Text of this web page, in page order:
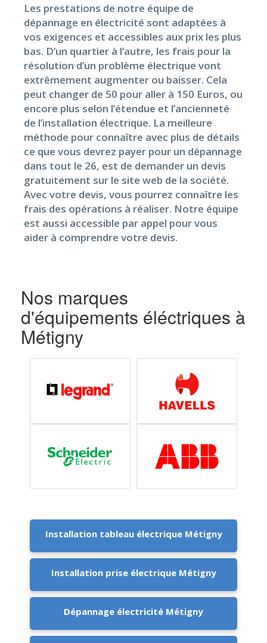
Les prestations de notre équipe de
dépannage en électricité sont adaptées à
vos exigences et accessibles aux prix les plus
bas. D’un quartier à l’autre, les frais pour la
résolution d’un problème électrique vont
extrêmement augmenter ou baisser. Cela
peut changer de 50 pour aller à 150 Euros, ou
encore plus selon l’étendue et l’ancienneté
de l’installation électrique. La meilleure
méthode pour connaître avec plus de détails
ce que vous devrez payer pour un dépannage
dans tout le 26, est de demander un devis
gratuitement sur le site web de la société.
Avec votre devis, vous pourrez connaître les
frais des opérations à réaliser. Notre équipe
est aussi accessible par appel pour vous
aider à comprendre votre devis.
Nos marques
d'équipements éléctriques à
Métigny
Installation tableau électrique Métigny
Installation prise électrique Métigny
Dépannage électricité Métigny